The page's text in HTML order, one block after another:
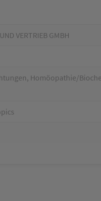
VERTRIEB GMBH
Homöopathie/